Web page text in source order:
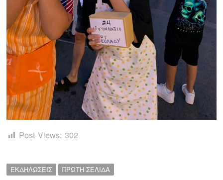
Post Views: 302
ΕΚΔΗΛΩΣΕΙΣ ΠΡΩΤΗ ΣΕΛΙΔΑ